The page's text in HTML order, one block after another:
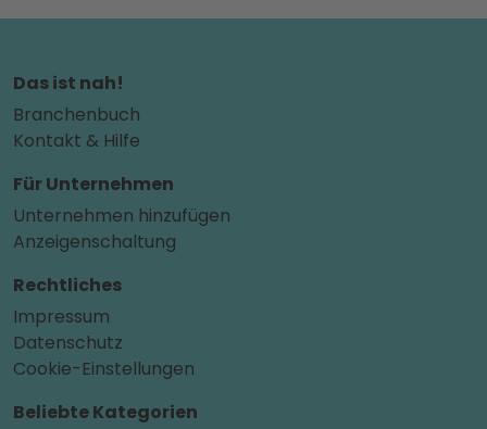
Das ist nah!
Branchenbuch
Kontakt & Hilfe
Für Unternehmen
Unternehmen hinzufügen
Anzeigenschaltung
Rechtliches
Impressum
Datenschutz
Cookie-Einstellungen
Beliebte Kategorien